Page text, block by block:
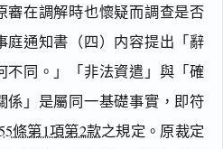
審在調解時也懷疑而調查是否
庭通知書（四）内容提出「辭
不同。」「非法資遣」與「確
係」是屬同一基礎事實，即符
條第1項第2款之規定。原裁定